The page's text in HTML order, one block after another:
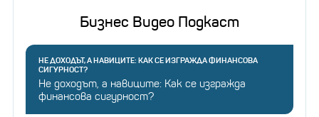
Бизнес Видео Подкаст
НЕ ДОХОДЪТ, А НАВИЦИТЕ: КАК СЕ ИЗГРАЖДА ФИНАНСОВА
СИГУРНОСТ?
Не доходът, а навиците: Как се изгражда
финансова сигурност?